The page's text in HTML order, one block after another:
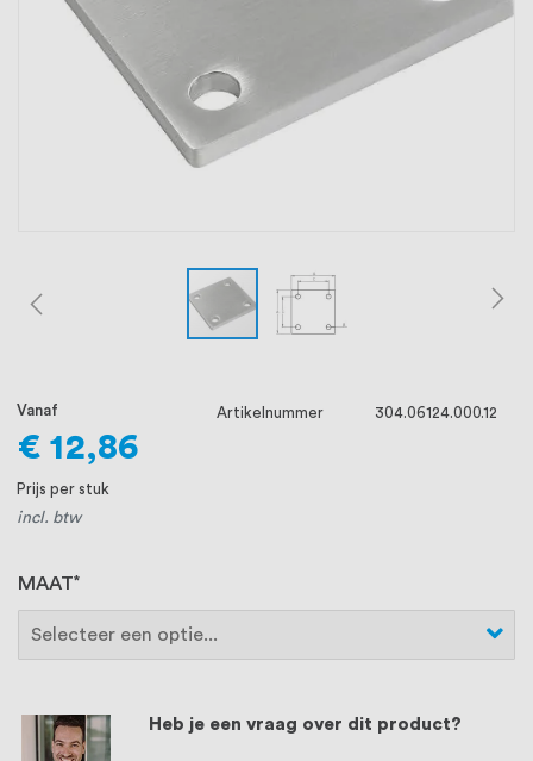
ons voorop, want we geloven dat een
goede relatie met onze klanten het
verschil maakt.
Heb je een vraag over dit product?
MAAT
Vanaf
€ 12,86
Prijs per stuk
incl. btw
Artikelnummer 304.06124.000.12